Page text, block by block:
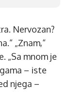
Nervozan?
„Znam,“
„Sa mnom je
– iste
njega –